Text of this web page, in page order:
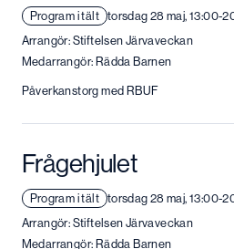
Program i tält torsdag 28 maj, 13:00-
Arrangör: Stiftelsen Järvaveckan
Medarrangör: Rädda Barnen
Påverkanstorg med RBUF
Frågehjulet
Program i tält torsdag 28 maj, 13:00-
Arrangör: Stiftelsen Järvaveckan
Medarrangör: Rädda Barnen